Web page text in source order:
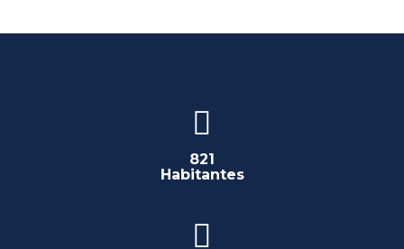
821
Habitantes